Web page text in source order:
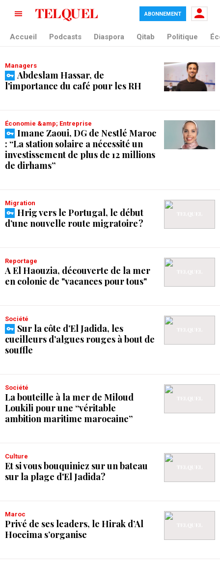
tag blade
ABONNEMENT
Accueil Podcasts Diaspora Qitab Politique
Managers
Abdeslam Hassar, de
l'importance du café pour les RH
Économie &amp; Entreprise
Imane Zaoui, DG de Nestlé Maroc
: “La station solaire a nécessité un
investissement de plus de 12 millions
de dirhams”
Migration
Hrig vers le Portugal, le début
d’une nouvelle route migratoire ?
Reportage
A El Haouzia, découverte de la mer
en colonie de "vacances pour tous"
Société
Sur la côte d’El Jadida, les
cueilleurs d’algues rouges à bout de
souffle
Société
La bouteille à la mer de Miloud
Loukili pour une “véritable
ambition maritime marocaine”
Culture
Et si vous bouquiniez sur un bateau
sur la plage d'El Jadida?
Maroc
Privé de ses leaders, le Hirak d’Al
Hoceima s’organise